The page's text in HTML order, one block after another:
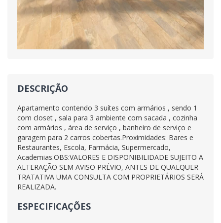
DESCRIÇÃO
Apartamento contendo 3 suítes com armários , sendo 1
com closet , sala para 3 ambiente com sacada , cozinha
com armários , área de serviço , banheiro de serviço e
garagem para 2 carros cobertas.Proximidades: Bares e
Restaurantes, Escola, Farmácia, Supermercado,
Academias.OBS:VALORES E DISPONIBILIDADE SUJEITO A
ALTERAÇÃO SEM AVISO PRÉVIO, ANTES DE QUALQUER
TRATATIVA UMA CONSULTA COM PROPRIETÁRIOS SERÁ
REALIZADA.
ESPECIFICAÇÕES